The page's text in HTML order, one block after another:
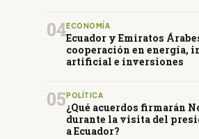
04ECONOMÍA
Ecuador y Emiratos
cooperación en energía,
artificial e inversiones
05 POLÍTICA
¿Qué acuerdos firmarán
durante la visita del
a Ecuador?